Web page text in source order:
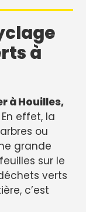
à
à Houilles,
En effet, la
ou
grande
sur le
verts
c’est